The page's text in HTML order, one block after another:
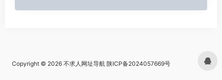
Copyright © 2026 不求人网址导航 陕ICP备2024057669号